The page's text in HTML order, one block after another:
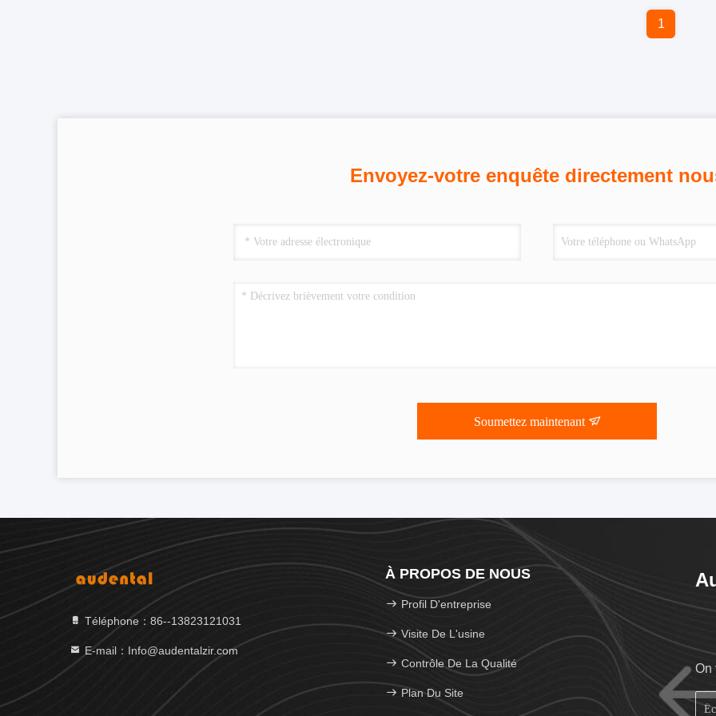
1
Envoyez-votre enquête directement
Soumettez maintenant
Téléphone：86--13823121031
E-mail：Info@audentalzir.com
À PROPOS DE NOUS
Profil D'entreprise
Visite De L'usine
Contrôle De La Qualité
Plan Du Site
On